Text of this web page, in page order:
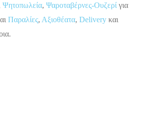
Ψητοπωλεία, Ψαροταβέρνες-Ουζερί για
Παραλίες, Αξιοθέατα, Delivery και